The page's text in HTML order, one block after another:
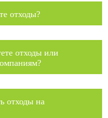
отходы?
отходы или
отходы на